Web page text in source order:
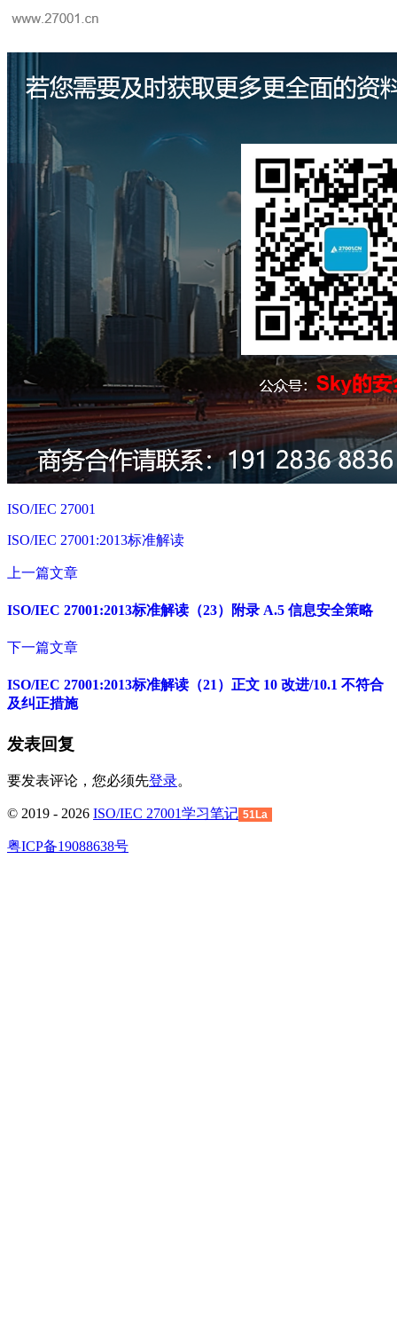
ISO/IEC 27001
ISO/IEC 27001:2013标准解读
上一篇文章
ISO/IEC 27001:2013标准解读（23）附录 A.5 信息安全策略
下一篇文章
ISO/IEC 27001:2013标准解读（21）正文 10 改进/10.1 不符合
及纠正措施
发表回复
要发表评论，您必须先登录。
© 2019 - 2026 ISO/IEC 27001学习笔记 51La
粤ICP备19088638号